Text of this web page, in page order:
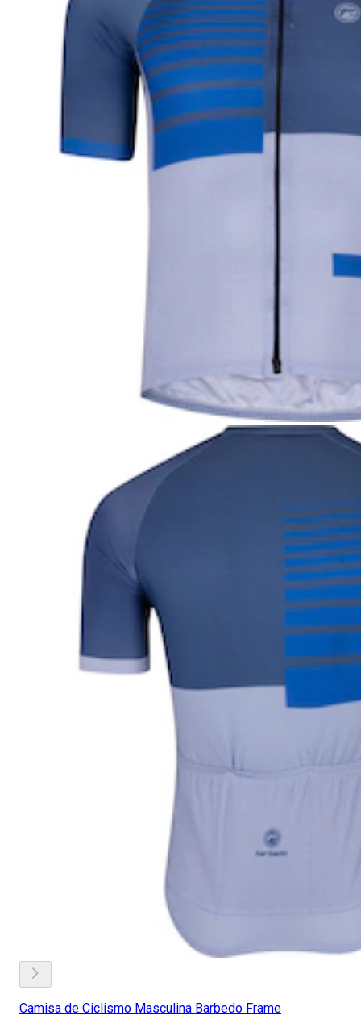
Camisa de Ciclismo Masculina Barbedo Frame